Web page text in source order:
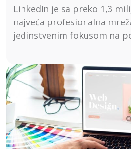
LinkedIn je sa preko 1,3
najveća profesionalna
jedinstvenim fokusom na